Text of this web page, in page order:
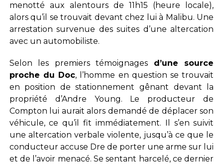
menotté aux alentours de 11h15 (heure locale),
alors qu’il se trouvait devant chez lui à Malibu. Une
arrestation survenue des suites d’une altercation
avec un automobiliste.
Selon les premiers témoignages d’une source
proche du Doc, l’homme en question se trouvait
en position de stationnement gênant devant la
propriété d’Andre Young. Le producteur de
Compton lui aurait alors demandé de déplacer son
véhicule, ce qu’il fit immédiatement. Il s’en suivit
une altercation verbale violente, jusqu’à ce que le
conducteur accuse Dre de porter une arme sur lui
et de l’avoir menacé. Se sentant harcelé, ce dernier